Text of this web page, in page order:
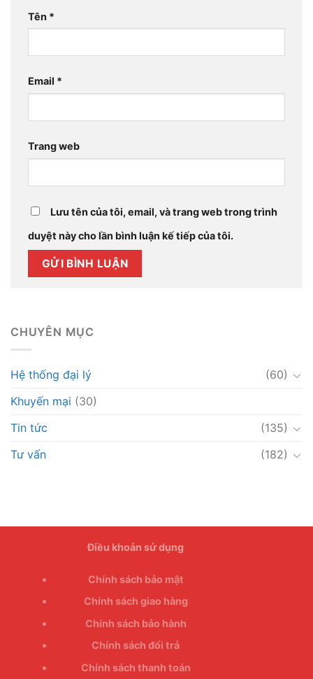
Tên *
Email *
Trang web
Lưu tên của tôi, email, và trang web trong trình
duyệt này cho lần bình luận kế tiếp của tôi.
CHUYÊN MỤC
Hệ thống đại lý
(60)
Khuyến mại (30)
Tin tức
(135)
Tư vấn
(182)
Điều khoản sử dụng
Chính sách bảo mật
Chính sách giao hàng
Chính sách bảo hành
Chính sách đổi trả
Chính sách thanh toán